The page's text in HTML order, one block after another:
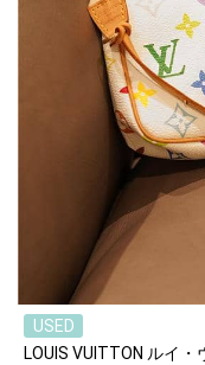
USED
LOUIS VUITTON ルイ・ヴィトン その他 アクセサリーポーチ ホワ